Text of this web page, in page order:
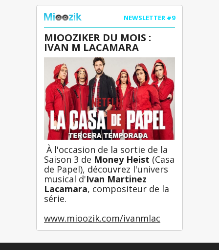
NEWSLETTER #9
MIOOZIKER DU MOIS :
IVAN M LACAMARA
Saison 3 de Money Heist (Casa
de Papel), découvrez l'univers
musical d'Ivan Martinez
Lacamara, compositeur de la
série.
www.mioozik.com/ivanmlac